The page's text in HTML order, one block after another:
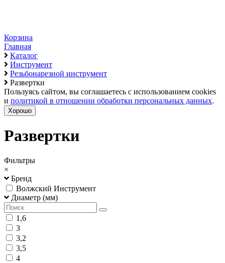
Корзина
Главная
Каталог
Инструмент
Резьбонарезной инструмент
Развертки
Пользуясь сайтом, вы соглашаетесь с использованием cookies
и политикой в отношении обработки персональных данных.
Хорошо
Развертки
Фильтры
×
Бренд
Волжский Инструмент
Диаметр (мм)
1,6
3
3,2
3,5
4